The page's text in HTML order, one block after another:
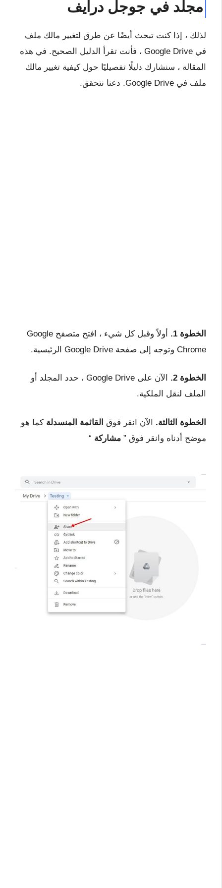
مجلد في جوجل درايف
لذلك ، إذا كنت تبحث أيضًا عن طرق لتغيير مالك ملف
في Google Drive ، فأنت تقرأ الدليل الصحيح. في هذه
المقالة ، سنشارك دليلًا تفصيليًا حول كيفية تغيير مالك
ملف في Google Drive. دعنا نتحقق.
الخطوة 1.
أولاً وقبل كل شيء ، افتح متصفح Google
Chrome وتوجه إلى صفحة Google Drive الرئيسية.
الخطوة 2.
الآن على Google Drive ، حدد المجلد أو
الملف لنقل الملكية.
الخطوة الثالثة. الآن انقر فوق القائمة المنسدلة كما هو
موضح أدناه وانقر فوق ” مشاركة “